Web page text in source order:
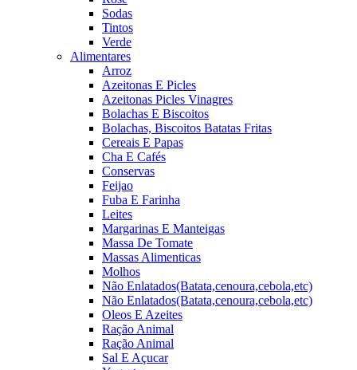
Sodas
Tintos
Verde
Alimentares
Arroz
Azeitonas E Picles
Azeitonas Picles Vinagres
Bolachas E Biscoitos
Bolachas, Biscoitos Batatas Fritas
Cereais E Papas
Cha E Cafés
Conservas
Feijao
Fuba E Farinha
Leites
Margarinas E Manteigas
Massa De Tomate
Massas Alimenticas
Molhos
Não Enlatados(Batata,cenoura,cebola,etc)
Não Enlatados(Batata,cenoura,cebola,etc)
Oleos E Azeites
Ração Animal
Ração Animal
Sal E Açucar